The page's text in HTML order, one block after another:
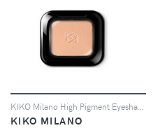
KIKO MILANO